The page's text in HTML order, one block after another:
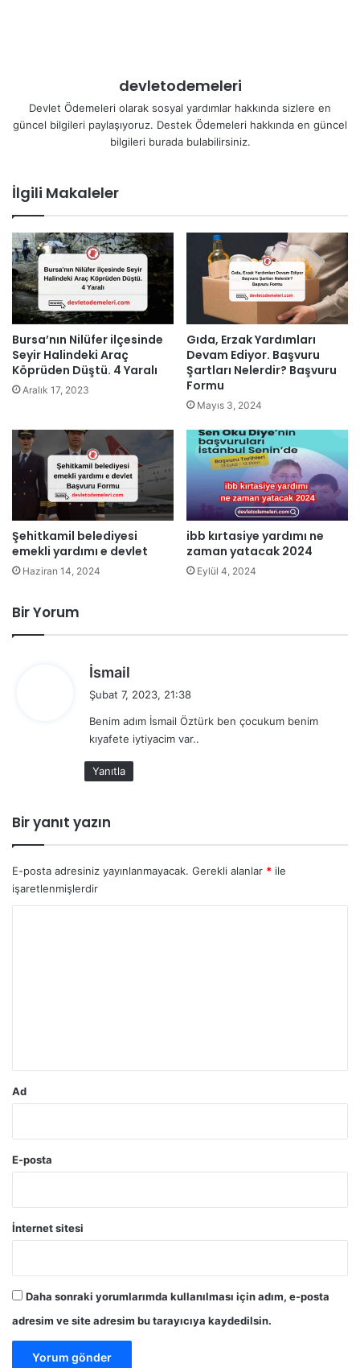
devletodemeleri
Devlet Ödemeleri olarak sosyal yardımlar hakkında sizlere en
güncel bilgileri paylaşıyoruz. Destek Ödemeleri hakkında en güncel
bilgileri burada bulabilirsiniz.
İlgili Makaleler
Bursa’nın Nilüfer ilçesinde
Seyir Halindeki Araç
Köprüden Düştü. 4 Yaralı
Aralık 17, 2023
Gıda, Erzak Yardımları
Devam Ediyor. Başvuru
Şartları Nelerdir? Başvuru
Formu
Mayıs 3, 2024
Şehitkamil belediyesi
emekli yardımı e devlet
Haziran 14, 2024
ibb kırtasiye yardımı ne
zaman yatacak 2024
Eylül 4, 2024
Bir Yorum
İsmail
i
k
i
:
Şubat 7, 2023, 21:38
Benim adım İsmail Öztürk ben çocukum benim
kıyafete iytiyacim var..
Yanıtla
Bir yanıt yazın
E-posta adresiniz yayınlanmayacak. Gerekli alanlar * ile
işaretlenmişlerdir
Ad
E-posta
İnternet sitesi
Daha sonraki yorumlarımda kullanılması için adım, e-posta
adresim ve site adresim bu tarayıcıya kaydedilsin.